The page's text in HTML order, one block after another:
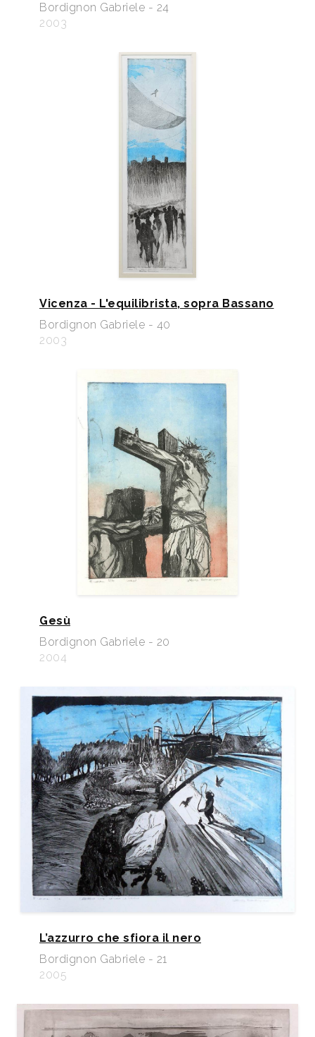
Bordignon Gabriele - 24
2003
Vicenza - L'equilibrista, sopra Bassano
Bordignon Gabriele - 40
2003
Gesù
Bordignon Gabriele - 20
2004
L’azzurro che sfiora il nero
Bordignon Gabriele - 21
2005